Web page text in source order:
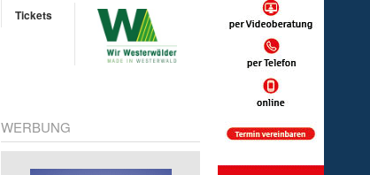
Tickets
WERBUNG